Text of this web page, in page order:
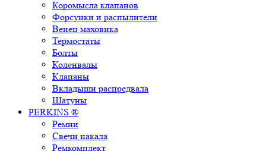
Коромысла клапанов
Форсунки и распылители
Венец маховика
Термостаты
Болты
Коленвалы
Клапаны
Вкладыши распредвала
Шатуны
PERKINS ®
Ремни
Свечи накала
Ремкомплект